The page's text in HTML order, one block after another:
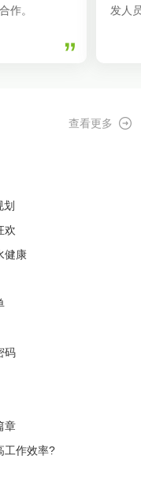
作。
发人
查看更多
欢
健康
码
章
工作效率?